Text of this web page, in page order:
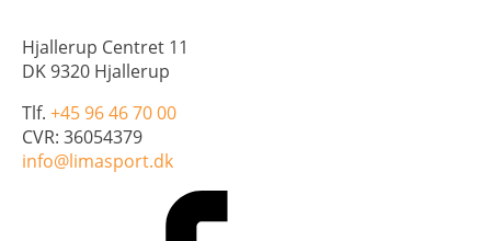
Hjallerup Centret 11
DK 9320 Hjallerup
Tlf. +45 96 46 70 00
CVR: 36054379
info@limasport.dk